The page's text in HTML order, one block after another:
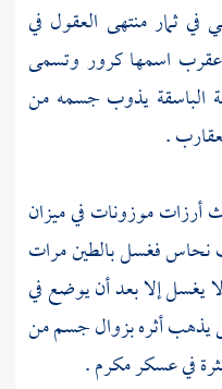
في ثمار منتهى العقول في
عقرب اسمها كرور وتسمى
الباسقة يذوب جسمه من
.
موزونات في ميزان
فغسل بالطين مرات
يغسل إلا بعد أن يوضع في
يذهب أثره بزوال جسم من
فيعسكر مكرم.